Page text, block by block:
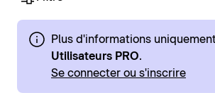
Plus d'informations
Utilisateurs PRO.
Se connecter ou s'inscrire